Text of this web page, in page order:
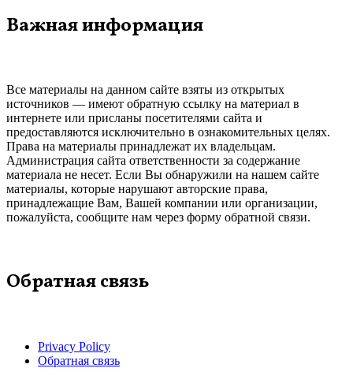
Важная информация
Все материалы на данном сайте взяты из открытых
источников — имеют обратную ссылку на материал в
интернете или присланы посетителями сайта и
предоставляются исключительно в ознакомительных целях.
Права на материалы принадлежат их владельцам.
Администрация сайта ответственности за содержание
материала не несет. Если Вы обнаружили на нашем сайте
материалы, которые нарушают авторские права,
принадлежащие Вам, Вашей компании или организации,
пожалуйста, сообщите нам через форму обратной связи.
Обратная связь
Privacy Policy
Обратная связь